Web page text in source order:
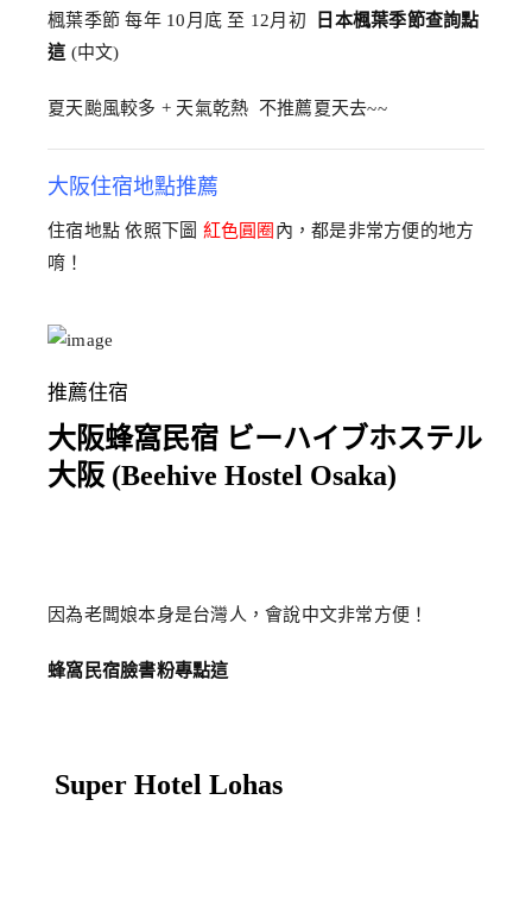
楓葉季節 每年 10月底 至 12月初
日本楓葉季節查詢點
這 (中文)
夏天颱風較多 + 天氣乾熱 不推薦夏天去~~
大阪住宿地點推薦
住宿地點 依照下圖 紅色圓圈 內，都是非常方便的地方
唷！
推薦住宿
大阪蜂窩民宿 ビーハイブホステル
大阪 (Beehive Hostel Osaka)
因為老闆娘本身是台灣人，會說中文非常方便！
蜂窩民宿臉書粉專點這
Super Hotel Lohas